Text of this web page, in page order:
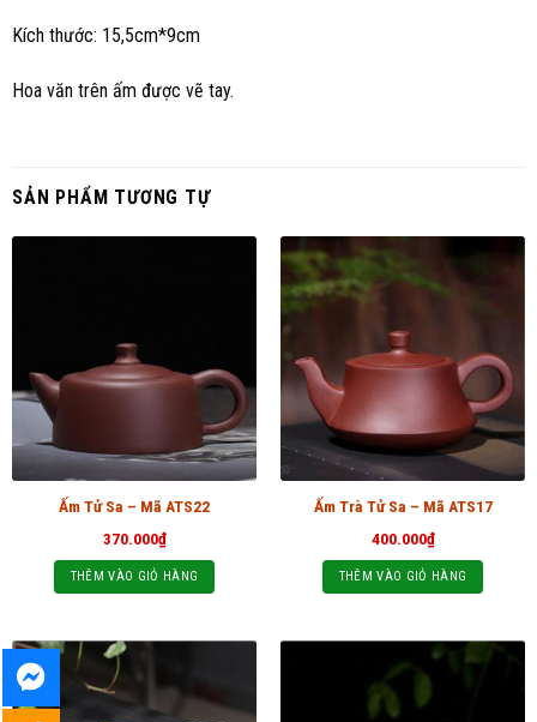
Kích thước: 15,5cm*9cm
Hoa văn trên ấm được vẽ tay.
SẢN PHẨM TƯƠNG TỰ
Ấm Tử Sa – Mã ATS22
370.000₫
THÊM VÀO GIỎ HÀNG
Ấm Trà Tử Sa – Mã ATS17
400.000₫
THÊM VÀO GIỎ HÀNG